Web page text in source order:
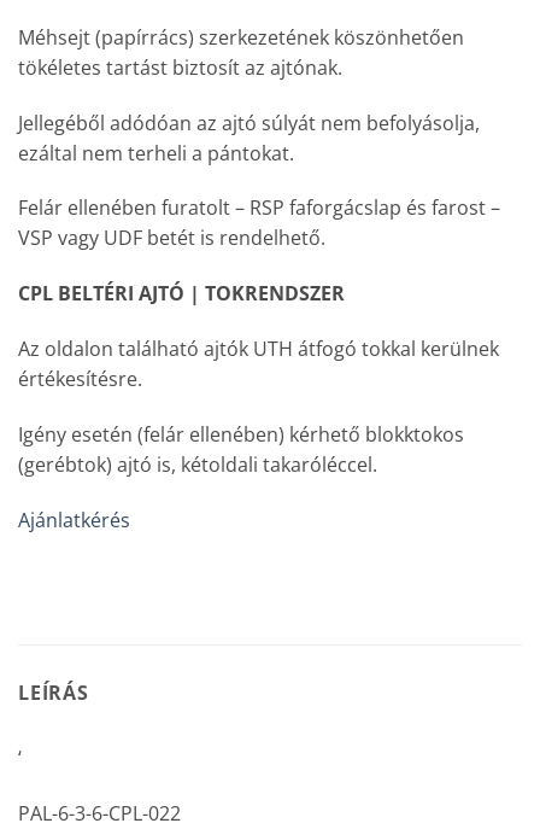
Méhsejt (papírrács) szerkezetének köszönhetően
tökéletes tartást biztosít az ajtónak.
Jellegéből adódóan az ajtó súlyát nem befolyásolja,
ezáltal nem terheli a pántokat.
Felár ellenében furatolt – RSP faforgácslap és farost –
VSP vagy UDF betét is rendelhető.
CPL BELTÉRI AJTÓ | TOKRENDSZER
Az oldalon található ajtók UTH átfogó tokkal kerülnek
értékesítésre.
Igény esetén (felár ellenében) kérhető blokktokos
(gerébtok) ajtó is, kétoldali takaróléccel.
Ajánlatkérés
LEÍRÁS
‘
PAL-6-3-6-CPL-022